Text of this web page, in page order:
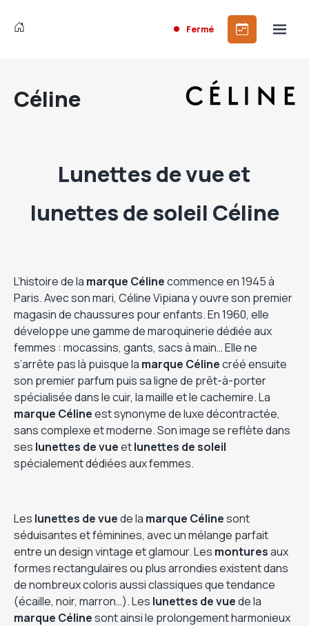
Fermé
Céline
Lunettes de vue et
lunettes de soleil Céline
L’histoire de la marque Célinecommence en 1945 à
Paris. Avec son mari, Céline Vipiana y ouvre son premier
magasin de chaussures pour enfants. En 1960, elle
développe une gamme de maroquinerie dédiée aux
femmes : mocassins, gants, sacs à main… Elle ne
s’arrête pas là puisque la marque Célinecréé ensuite
son premier parfum puis sa ligne de prêt-à-porter
spécialisée dans le cuir, la maille et le cachemire. La
marque Célineest synonyme de luxe décontractée,
sans complexe et moderne. Son image se reflète dans
ses lunettes de vueetlunettes de soleil
spécialement dédiées aux femmes.
Les lunettes de vuede la marque Célinesont
séduisantes et féminines, avec un mélange parfait
entre un design vintage et glamour. Les monturesaux
formes rectangulaires ou plus arrondies existent dans
de nombreux coloris aussi classiques que tendance
(écaille, noir, marron…). Les lunettes de vuede la
marque Célinesont ainsi le prolongement harmonieux